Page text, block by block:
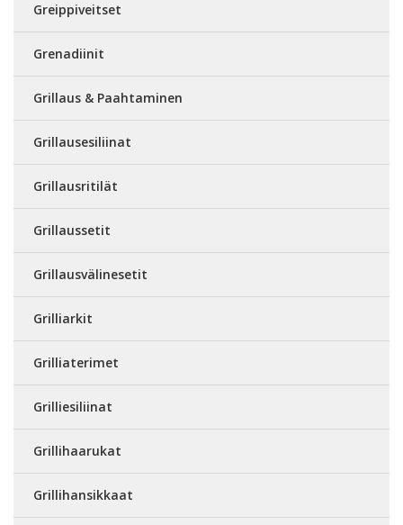
Greippiveitset
Grenadiinit
Grillaus & Paahtaminen
Grillausesiliinat
Grillausritilät
Grillaussetit
Grillausvälinesetit
Grilliarkit
Grilliaterimet
Grilliesiliinat
Grillihaarukat
Grillihansikkaat